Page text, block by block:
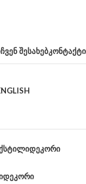
ᲩᲕᲔᲜ ᲨᲔᲡᲐᲮᲔᲑᲙᲝᲜᲢᲐᲥᲢᲘ
ᲓᲔᲙᲝᲠᲘ
ᲓᲔᲙᲝᲠᲘ